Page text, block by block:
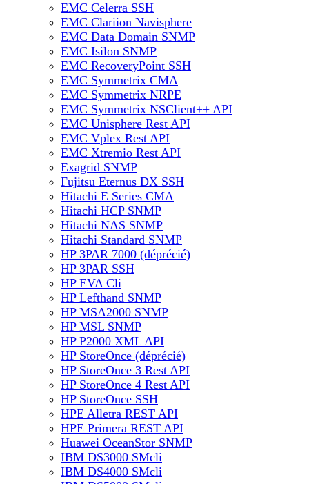
EMC Celerra SSH
EMC Clariion Navisphere
EMC Data Domain SNMP
EMC Isilon SNMP
EMC RecoveryPoint SSH
EMC Symmetrix CMA
EMC Symmetrix NRPE
EMC Symmetrix NSClient++ API
EMC Unisphere Rest API
EMC Vplex Rest API
EMC Xtremio Rest API
Exagrid SNMP
Fujitsu Eternus DX SSH
Hitachi E Series CMA
Hitachi HCP SNMP
Hitachi NAS SNMP
Hitachi Standard SNMP
HP 3PAR 7000 (déprécié)
HP 3PAR SSH
HP EVA Cli
HP Lefthand SNMP
HP MSA2000 SNMP
HP MSL SNMP
HP P2000 XML API
HP StoreOnce (déprécié)
HP StoreOnce 3 Rest API
HP StoreOnce 4 Rest API
HP StoreOnce SSH
HPE Alletra REST API
HPE Primera REST API
Huawei OceanStor SNMP
IBM DS3000 SMcli
IBM DS4000 SMcli